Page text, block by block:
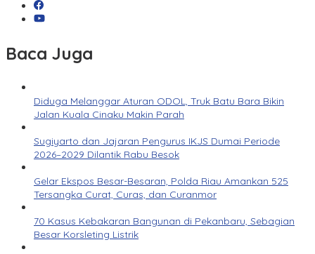
Baca Juga
Diduga Melanggar Aturan ODOL, Truk Batu Bara Bikin
Jalan Kuala Cinaku Makin Parah
Sugiyarto dan Jajaran Pengurus IKJS Dumai Periode
2026–2029 Dilantik Rabu Besok
Gelar Ekspos Besar-Besaran, Polda Riau Amankan 525
Tersangka Curat, Curas, dan Curanmor
70 Kasus Kebakaran Bangunan di Pekanbaru, Sebagian
Besar Korsleting Listrik